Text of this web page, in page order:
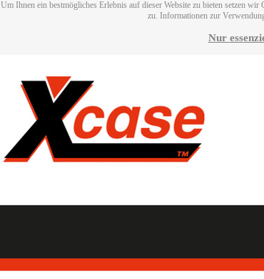
Um Ihnen ein bestmögliches Erlebnis auf dieser Website zu bieten setzen
zu. Informationen zur
Nur